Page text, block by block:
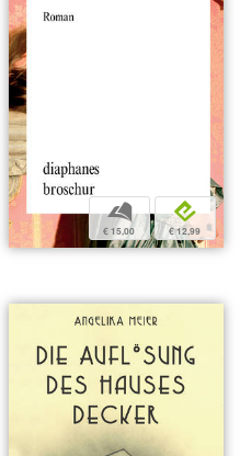
b
€ 15,00
e
€ 12,99